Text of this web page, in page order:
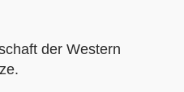
der Western